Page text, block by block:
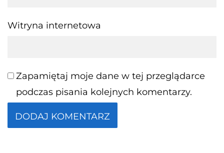
Witryna internetowa
Zapamiętaj moje dane w tej przeglądarce
podczas pisania kolejnych komentarzy.